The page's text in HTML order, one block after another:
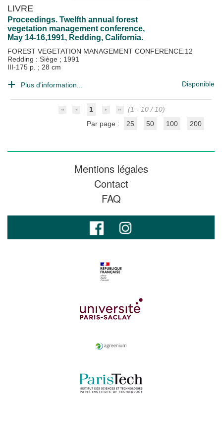
LIVRE
Proceedings. Twelfth annual forest
vegetation management conference,
May 14-16,1991, Redding, California.
FOREST VEGETATION MANAGEMENT CONFERENCE.12
Redding : Siège ; 1991
III-175 p. ; 28 cm
Plus d'information... Disponible
1
(1 - 10 / 10)
Par page :
25 50 100 200
Mentions légales
Contact
FAQ